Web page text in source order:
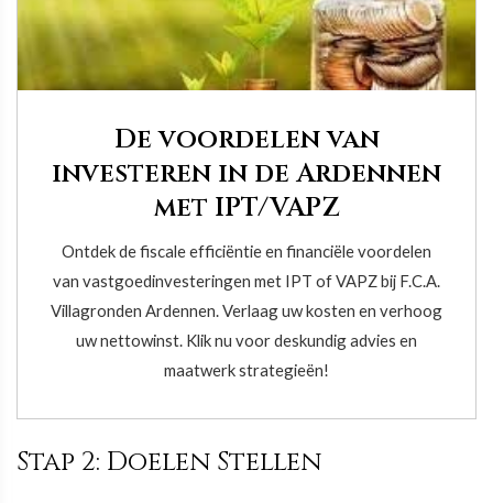
De voordelen van
investeren in de Ardennen
met IPT/VAPZ
Ontdek de fiscale efficiëntie en financiële voordelen
van vastgoedinvesteringen met IPT of VAPZ bij F.C.A.
Villagronden Ardennen. Verlaag uw kosten en verhoog
uw nettowinst. Klik nu voor deskundig advies en
maatwerk strategieën!
Stap 2: Doelen Stellen